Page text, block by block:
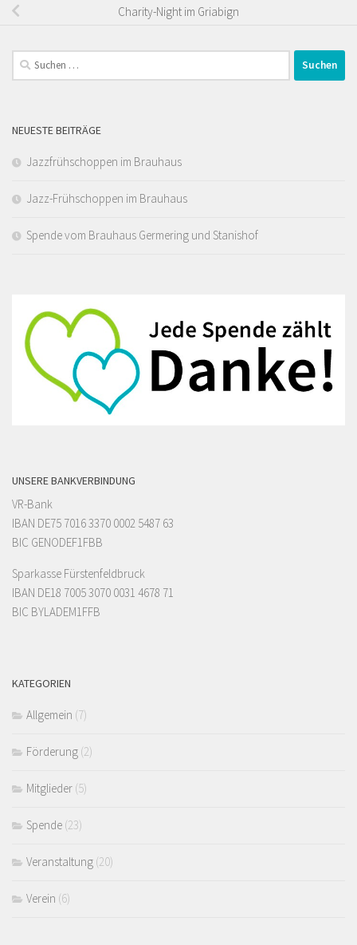
Charity-Night im Griabign
Suchen
nach:
NEUESTE BEITRÄGE
Jazzfrühschoppen im Brauhaus
Jazz-Frühschoppen im Brauhaus
Spende vom Brauhaus Germering und Stanishof
UNSERE BANKVERBINDUNG
VR-Bank
IBAN DE75 7016 3370 0002 5487 63
BIC GENODEF1FBB
Sparkasse Fürstenfeldbruck
IBAN DE18 7005 3070 0031 4678 71
BIC BYLADEM1FFB
KATEGORIEN
Allgemein (7)
Förderung (2)
Mitglieder (5)
Spende (23)
Veranstaltung (20)
Verein (6)